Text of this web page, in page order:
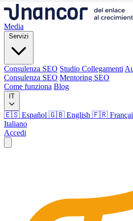
Media
Servizi
Consulenza SEO Studio Collegamenti
Consulenza SEO Mentoring SEO
Come funziona Blog
IT
🇪🇸 Español 🇬🇧 English 🇫🇷
Italiano
Accedi
Studio Collegamenti
Consulenza SEO
Come funziona